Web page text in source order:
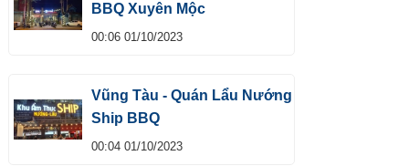
BBQ Xuyên Mộc
00:06 01/10/2023
Vũng Tàu - Quán Lẩu Nướng
Ship BBQ
00:04 01/10/2023